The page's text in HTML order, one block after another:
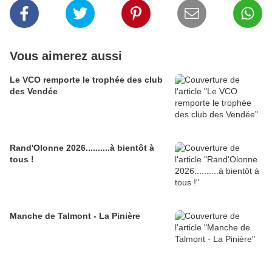
Vous aimerez aussi
Le VCO remporte le trophée des club
des Vendée
Rand'Olonne 2026..........à bientôt à
tous !
Manche de Talmont - La Pinière